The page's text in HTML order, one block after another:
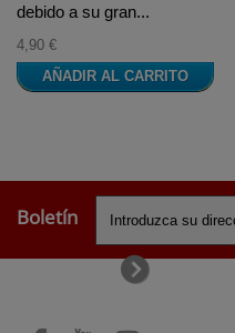
debido a su gran...
4,90 €
AÑADIR AL CARRITO
Boletín